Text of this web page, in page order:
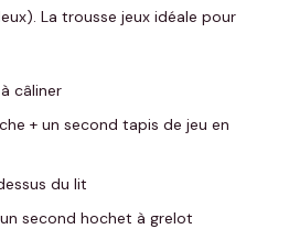
La trousse jeux idéale pour
câliner
+ un second tapis de jeu en
du lit
second hochet à grelot